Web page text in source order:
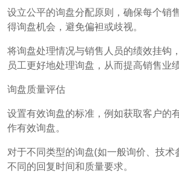
设立公平的询盘分配原则，确保每个销
得询盘机会，避免偏袒或歧视。
将询盘处理情况与销售人员的绩效挂钩
员工更好地处理询盘，从而提高销售业绩
询盘质量评估
设置有效询盘的标准，例如获取客户的
作有效询盘。
对于不同类型的询盘(如一般询价、技术
不同的回复时间和质量要求。